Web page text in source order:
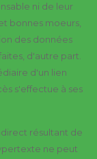
ni de leur
bonnes moeurs,
des données
d'autre part.
d'un lien
s'effectue à ses
résultant de
ne peut